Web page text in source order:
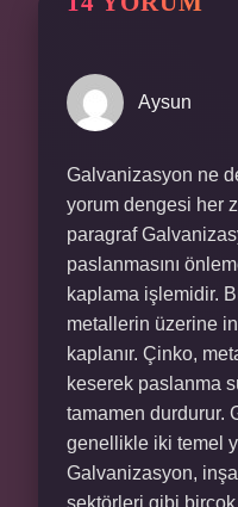
Aysun
Galvanizasyon ne
yorum dengesi her
paragraf
paslanmasını
kaplama işlemidir.
metallerin üzerine
kaplanır. Çinko,
keserek paslanma
tamamen durdurur.
genellikle iki temel
Galvanizasyon,
sektörleri gibi